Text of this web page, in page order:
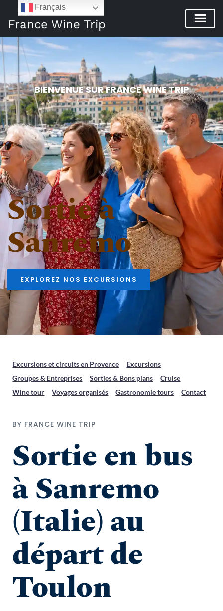
France Wine Trip
BIENVENUE SUR FRANCE WINE TRIP
Sortie à
Sanremo
EXPLOREZ NOS EXCURSIONS
Excursions et circuits en Provence
Excursions
Groupes & Entreprises
Sorties & Bons plans
Cruise
Wine tour
Voyages organisés Gastronomie tours Contact
BY FRANCE WINE TRIP
Sortie en bus
à Sanremo
(Italie) au
départ de
Toulon
Français